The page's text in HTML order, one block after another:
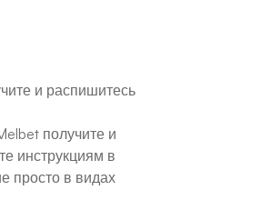
и распишитесь
получите и
инструкциям в
просто в видах